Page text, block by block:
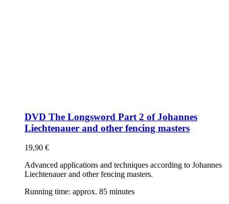
DVD The Longsword Part 2 of Johannes
Liechtenauer and other fencing masters
19,90 €
Advanced applications and techniques according to Johannes
Liechtenauer and other fencing masters.
Running time: approx. 85 minutes